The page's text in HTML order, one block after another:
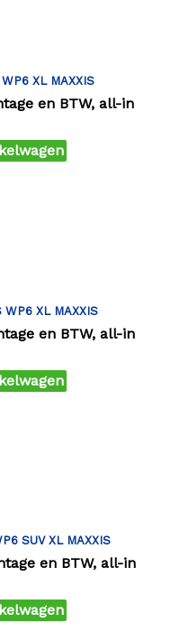
XL MAXXIS
en BTW, all-in
WP6 XL MAXXIS
en BTW, all-in
SUV XL MAXXIS
en BTW, all-in